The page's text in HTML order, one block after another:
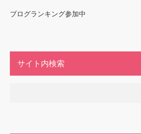
ブログランキング参加中
サイト内検索